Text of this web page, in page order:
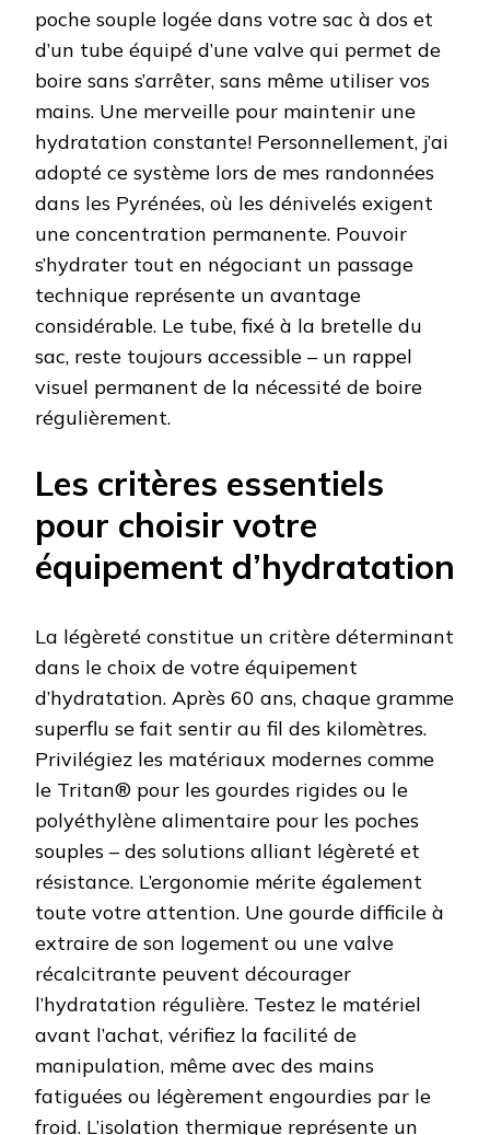
poche souple logée dans votre sac à dos et
d’un tube équipé d’une valve qui permet de
boire sans s’arrêter, sans même utiliser vos
mains. Une merveille pour maintenir une
hydratation constante! Personnellement, j’ai
adopté ce système lors de mes randonnées
dans les Pyrénées, où les dénivelés exigent
une concentration permanente. Pouvoir
s’hydrater tout en négociant un passage
technique représente un avantage
considérable. Le tube, fixé à la bretelle du
sac, reste toujours accessible – un rappel
visuel permanent de la nécessité de boire
régulièrement.
Les critères essentiels
pour choisir votre
équipement d’hydratation
La légèreté constitue un critère déterminant
dans le choix de votre équipement
d’hydratation. Après 60 ans, chaque gramme
superflu se fait sentir au fil des kilomètres.
Privilégiez les matériaux modernes comme
le Tritan® pour les gourdes rigides ou le
polyéthylène alimentaire pour les poches
souples – des solutions alliant légèreté et
résistance. L’ergonomie mérite également
toute votre attention. Une gourde difficile à
extraire de son logement ou une valve
récalcitrante peuvent décourager
l’hydratation régulière. Testez le matériel
avant l’achat, vérifiez la facilité de
manipulation, même avec des mains
fatiguées ou légèrement engourdies par le
froid. L’isolation thermique représente un